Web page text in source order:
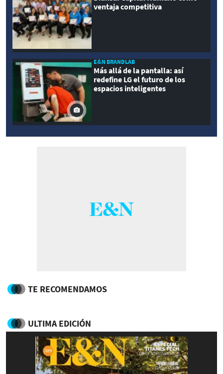
ventaja competitiva
E&N BRANDLAB
Más allá de la pantalla: así
redefine LG el futuro de los
espacios inteligentes
TE RECOMENDAMOS
ULTIMA EDICIÓN